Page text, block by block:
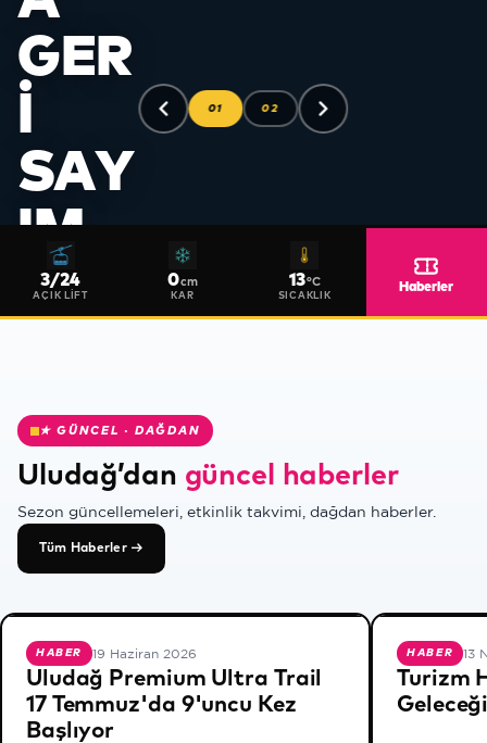
GER
SAY
IM
Yeni sezona
hazırlıklarımıza
devam
haberler
sayfamızdan
takip
edebilirsiniz.
❄
01 02
3/24
AÇIK LIFT
0cm
KAR
13°C
SICAKLIK
Haberler
★ GÜNCEL · DAĞDAN
Uludağ’dan güncel haberler
Sezon güncellemeleri, etkinlik takvimi, dağdan haberler.
Tüm Haberler →
HABER 19 Haziran 2026
Uludağ Premium Ultra Trail
17 Temmuz'da 9'uncu Kez
Başlıyor
HABER 13
Turizm